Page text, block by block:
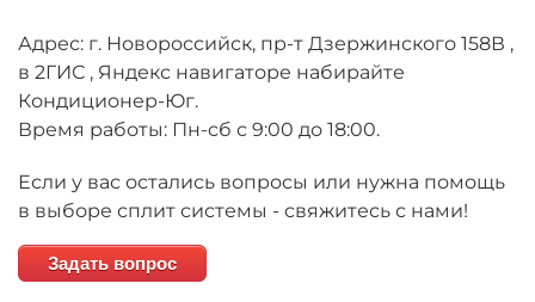
Адрес: г. Новороссийск, пр-т Дзержинского 158В ,
в 2ГИС , Яндекс навигаторе набирайте
Кондиционер-Юг.
Время работы: Пн-сб с 9:00 до 18:00.
Если у вас остались вопросы или нужна помощь
в выборе сплит системы - свяжитесь с нами!
Задать вопрос